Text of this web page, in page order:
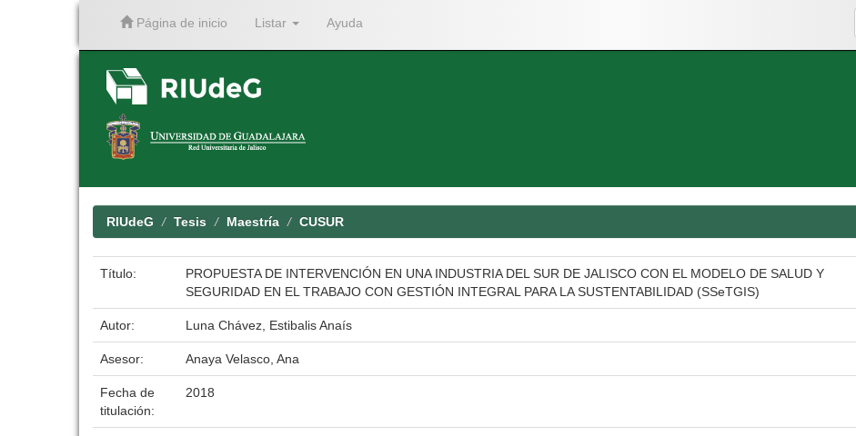
Página de inicio Listar Ayuda
RIUdeG Tesis Maestría CUSUR
Título:
PROPUESTA DE INTERVENCIÓN EN UNA INDUSTRIA DEL SUR DE JALISCO CON EL MODELO DE SALUD Y
SEGURIDAD EN EL TRABAJO CON GESTIÓN INTEGRAL PARA LA SUSTENTABILIDAD (SSeTGIS)
Autor: Luna Chávez, Estibalis Anaís
Asesor: Anaya Velasco, Ana
Fecha de
titulación:
2018